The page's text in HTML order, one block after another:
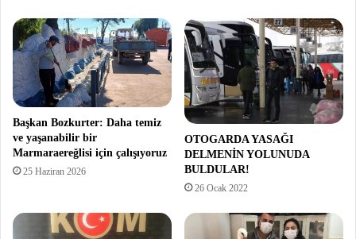
Başkan Bozkurter: Daha temiz
ve yaşanabilir bir
Marmaraereğlisi için çalışıyoruz
25 Haziran 2026
OTOGARDA YASAĞI
DELMENİN YOLUNUDA
BULDULAR!
26 Ocak 2022